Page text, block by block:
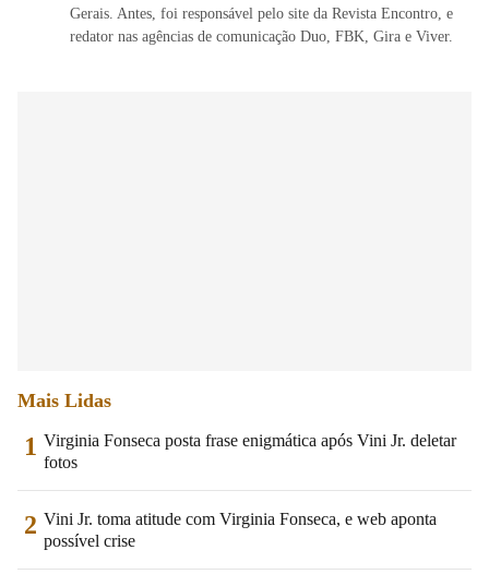
Gerais. Antes, foi responsável pelo site da Revista Encontro, e
redator nas agências de comunicação Duo, FBK, Gira e Viver.
Mais Lidas
1 Virginia Fonseca posta frase enigmática após Vini Jr. deletar
fotos
2 Vini Jr. toma atitude com Virginia Fonseca, e web aponta
possível crise